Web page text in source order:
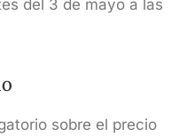
del 3 de mayo a las
sobre el precio